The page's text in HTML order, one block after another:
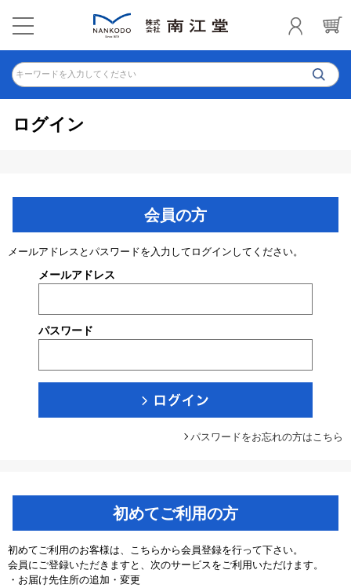
キーワードを入力してください
ログイン
会員の方
メールアドレスとパスワードを入力してログインしてください。
メールアドレス
パスワード
パスワードをお忘れの方はこちら
初めてご利用の方
初めてご利用のお客様は、こちらから会員登録を行って下さい。
会員にご登録いただきますと、次のサービスをご利用いただけます。
・お届け先住所の追加・変更